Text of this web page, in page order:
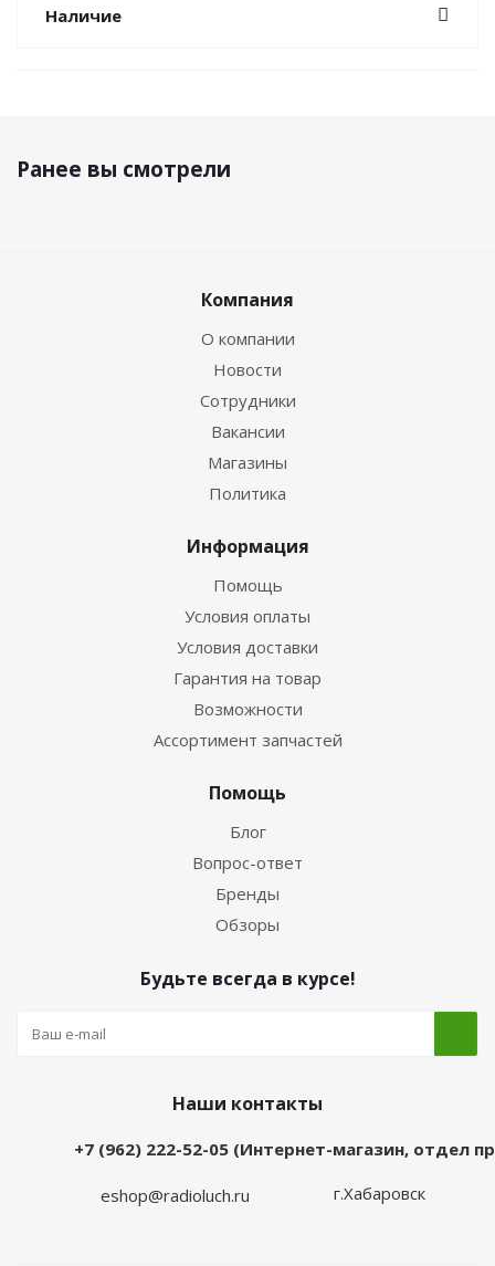
Наличие
Ранее вы смотрели
Компания
О компании
Новости
Сотрудники
Вакансии
Магазины
Политика
Информация
Помощь
Условия оплаты
Условия доставки
Гарантия на товар
Возможности
Ассортимент запчастей
Помощь
Блог
Вопрос-ответ
Бренды
Обзоры
Будьте всегда в курсе!
Наши контакты
+7 (962) 222-52-05 (Интернет-магазин, отдел
eshop@radioluch.ru г.Хабаровск